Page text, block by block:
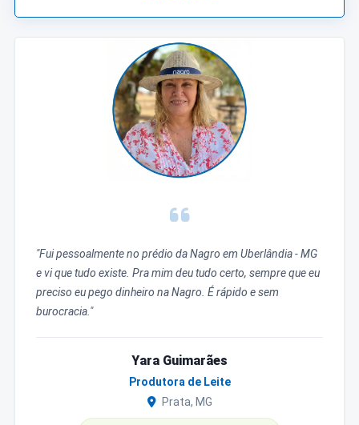
"Fui pessoalmente no prédio da Nagro em Uberlândia - MG
e vi que tudo existe. Pra mim deu tudo certo, sempre que eu
preciso eu pego dinheiro na Nagro. É rápido e sem
burocracia."
Yara Guimarães
Produtora de Leite
Prata, MG